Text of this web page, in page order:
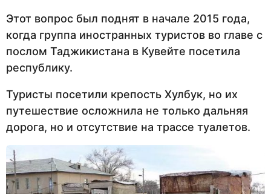
Этот вопрос был поднят в начале 2015 года,
когда группа иностранных туристов во главе с
послом Таджикистана в Кувейте посетила
республику.
Туристы посетили крепость Хулбук, но их
путешествие осложнила не только дальняя
дорога, но и отсутствие на трассе туалетов.